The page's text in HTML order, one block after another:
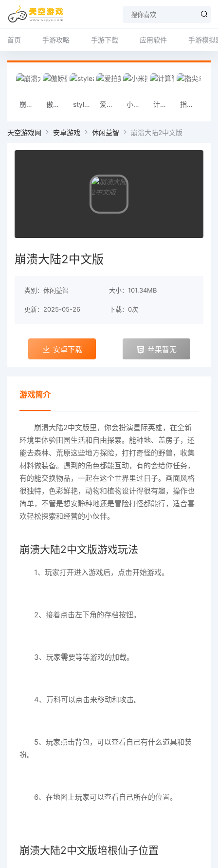
首页 手游攻略 手游下载 应用软件 手游模拟
崩溃大陆2中文版 傲娇壁纸 styleart 爱拍剪辑 小米控制中心 计算管家 指尖斗士手游
天空游戏网 安卓游戏 休闲益智 崩溃大陆2中文版
崩溃大陆2中文版
类别：休闲益智 大小：101.34MB
更新：2025-05-26 下载：0次
安卓下载 苹果暂无
游戏简介
崩溃大陆2中文版里，你会扮演星际英雄，在全新
环境里体验田园生活和自由探索。能种地、盖房子，还
能去森林、荒原这些地方探险，打打奇怪的野兽，收集
材料做装备。遇到的角色都能互动，有的会给你任务，
有的能交换物品，一起在这个世界里过日子。画面风格
很独特，色彩鲜艳，动物和植物设计得很有趣，操作也
简单，不管是想安静种地还是冒险打怪都能行，适合喜
欢轻松探索和经营的小伙伴。
崩溃大陆2中文版游戏玩法
1、玩家打开进入游戏后，点击开始游戏。
2、接着点击左下角的存档按钮。
3、玩家需要等等游戏的加载。
4、万科可以点击来移动和攻击。
5、玩家点击背包，可以查看自己有什么道具和装
扮。
6、在地图上玩家可以查看自己所在的位置。
崩溃大陆2中文版培根仙子位置